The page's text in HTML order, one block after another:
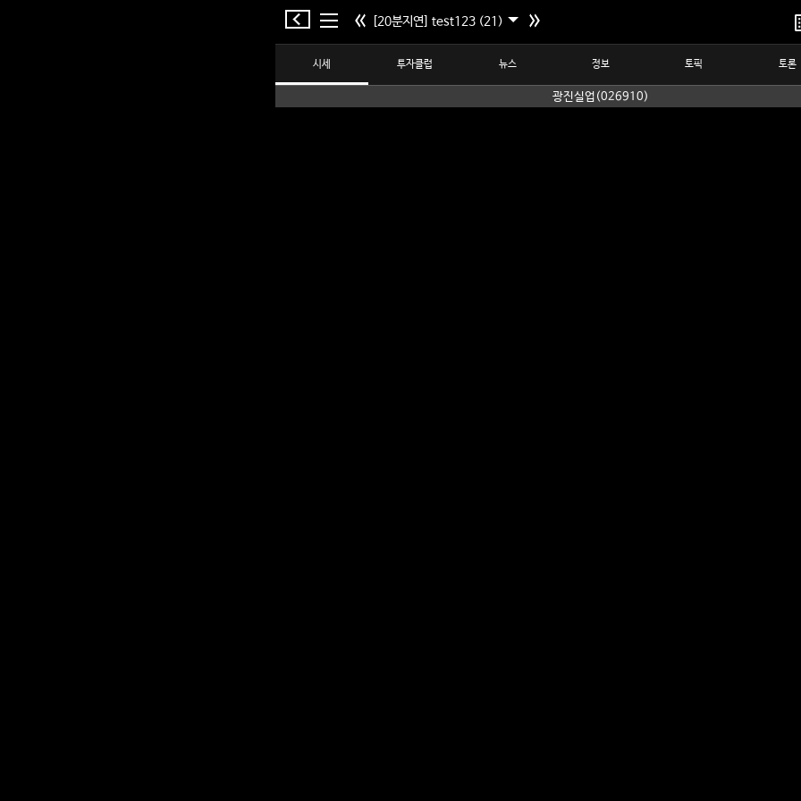
[20분지연] test123 (21)
시세 투자클럽 뉴스 정보 토픽 토론
광진실업(026910)